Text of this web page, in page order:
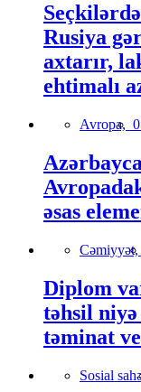
Rusiya
axtarır,
ehtimalı
Avropa,
əsas
Cəmiyyət,
Diplom
təhsil
təminat
Sosial